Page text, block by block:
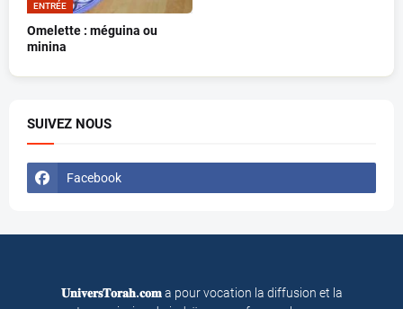
ENTRÉE
Omelette : méguina ou
minina
SUIVEZ NOUS
Facebook
𝐔𝐧𝐢𝐯𝐞𝐫𝐬𝐓𝐨𝐫𝐚𝐡.𝐜𝐨𝐦a pour vocation la diffusion et la